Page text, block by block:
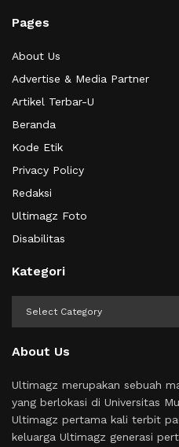
Pages
About Us
Advertise & Media Partner
Artikel Terbar-U
Beranda
Kode Etik
Privacy Policy
Redaksi
Ultimagz Foto
Disabilitas
Kategori
About Us
Ultimagz merupakan sebuah
yang berlokasi di Universitas
Ultimagz pertama kali terbit
keluarga Ultimagz generasi